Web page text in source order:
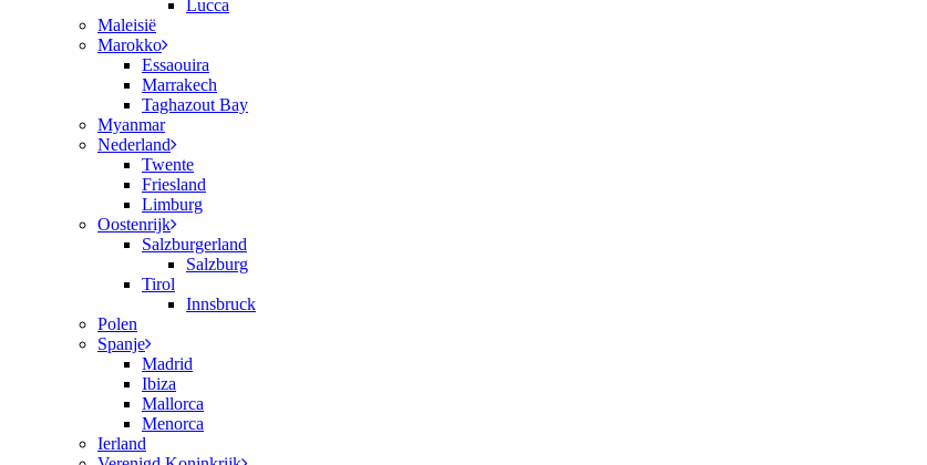
Lucca
Maleisië
Marokko
Essaouira
Marrakech
Taghazout Bay
Myanmar
Nederland
Twente
Friesland
Limburg
Oostenrijk
Salzburgerland
Salzburg
Tirol
Innsbruck
Polen
Spanje
Madrid
Ibiza
Mallorca
Menorca
Ierland